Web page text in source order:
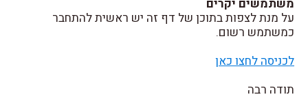
משתמשים יקרים
על מנת לצפות בתוכן של דף זה יש ראשית להתחבר
כמשתמש רשום.
לכניסה לחצו כאן
תודה רבה